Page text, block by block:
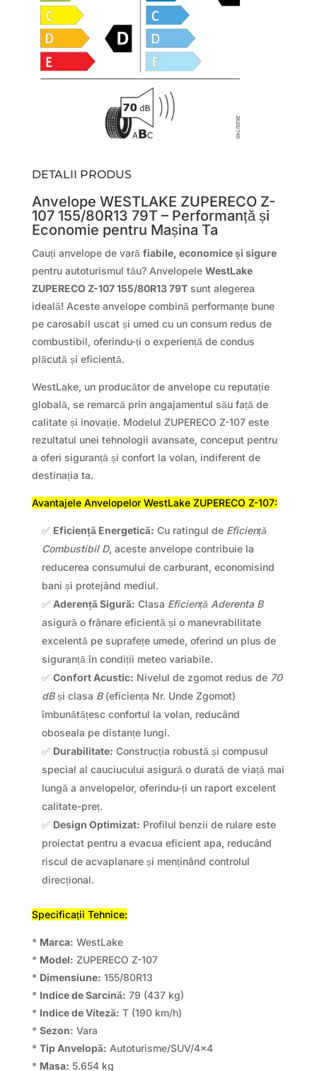
DETALII PRODUS
Anvelope WESTLAKE ZUPERECO Z-
107 155/80R13 79T – Performanță și
Economie pentru Mașina Ta
Cauți anvelope de vară fiabile, economice și sigure
pentru autoturismul tău? Anvelopele WestLake
ZUPERECO Z-107 155/80R13 79Tsunt alegerea
ideală! Aceste anvelope combină performanțe bune
pe carosabil uscat și umed cu un consum redus de
combustibil, oferindu-ți o experiență de condus
plăcută și eficientă.
WestLake, un producător de anvelope cu reputație
globală, se remarcă prin angajamentul său față de
calitate și inovație. Modelul ZUPERECO Z-107 este
rezultatul unei tehnologii avansate, conceput pentru
a oferi siguranță și confort la volan, indiferent de
destinația ta.
Avantajele Anvelopelor WestLake ZUPERECO Z-107:
✅ Eficiență Energetică: Cu ratingul de Eficiență
Combustibil D, aceste anvelope contribuie la
reducerea consumului de carburant, economisind
bani și protejând mediul.
✅ Aderență Sigură: Clasa Eficiență Aderenta B
asigură o frânare eficientă și o manevrabilitate
excelentă pe suprafețe umede, oferind un plus de
siguranță în condiții meteo variabile.
✅ Confort Acustic: Nivelul de zgomot redus de 70
dBși clasa B(eficiența Nr. Unde Zgomot)
îmbunătățesc confortul la volan, reducând
oboseala pe distanțe lungi.
✅ Durabilitate: Construcția robustă și compusul
special al cauciucului asigură o durată de viață mai
lungă a anvelopelor, oferindu-ți un raport excelent
calitate-preț.
✅ Design Optimizat: Profilul benzii de rulare este
proiectat pentru a evacua eficient apa, reducând
riscul de acvaplanare și menținând controlul
direcțional.
Specificații Tehnice:
* Marca: WestLake
* Model: ZUPERECO Z-107
* Dimensiune: 155/80R13
* Indice de Sarcină: 79 (437 kg)
* Indice de Viteză: T (190 km/h)
* Sezon: Vara
* Tip Anvelopă: Autoturisme/SUV/4×4
* Masa: 5.654 kg